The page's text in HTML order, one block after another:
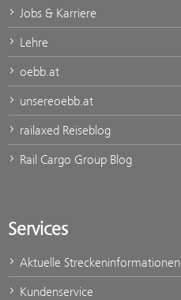
Jobs & Karriere
Lehre
oebb.at
unsereoebb.at
railaxed Reiseblog
Rail Cargo Group Blog
Services
Aktuelle Streckeninformationen
Kundenservice